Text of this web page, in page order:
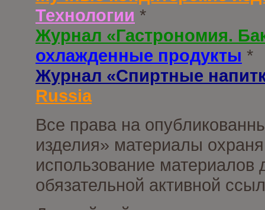
Технологии *
Журнал «Гастрономия.
охлажденные продукты *
Журнал «Спиртные
Russia
Все права на
изделия» материалы
использование материалов
обязательной активной